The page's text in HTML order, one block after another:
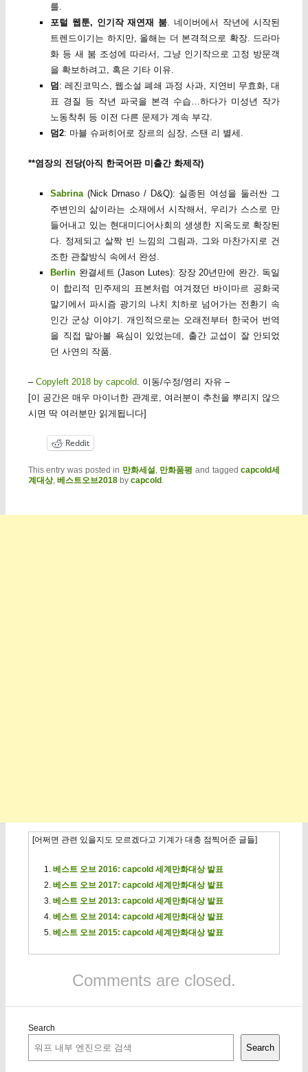
를.
포털 웹툰, 인기작 재연재 붐 . 네이버에서 작년에 시작된
트렌드이기는 하지만, 올해는 더 본격적으로 확장. 드라마
화 등 새 붐 조성에 따라서, 그냥 인기작으로 고정 방문객
을 확보하려고, 혹은 기타 이유.
덤: 레진코믹스, 웹소설 폐쇄 과정 사과, 지연비 무효화, 대
표 경질 등 작년 파국을 본격 수습…하다가 미성년 작가
노동착취 등 이전 다른 문제가 계속 부각.
덤2: 마블 슈퍼히어로 장르의 심장, 스탠 리 별세.
**염장의 전당(아직 한국어판 미출간 화제작)
Sabrina (Nick Drnaso / D&Q): 실종된 여성을 둘러싼 그
주변인의 삶이라는 소재에서 시작해서, 우리가 스스로 만
들어내고 있는 현대미디어사회의 생생한 지옥도로 확장된
다. 정제되고 살짝 빈 느낌의 그림과, 그와 마찬가지로 건
조한 관찰방식 속에서 완성.
Berlin 완결세트 (Jason Lutes): 장장 20년만에 완간. 독일
이 합리적 민주제의 표본처럼 여겨졌던 바이마르 공화국
말기에서 파시즘 광기의 나치 치하로 넘어가는 전환기 속
인간 군상 이야기. 개인적으로는 오래전부터 한국어 번역
을 직접 맡아볼 욕심이 있었는데, 출간 교섭이 잘 안되었
던 사연의 작품.
– Copyleft 2018 by capcold. 이동/수정/영리 자유 –
[이 공간은 매우 마이너한 관계로, 여러분이 추천을 뿌리지 않으
시면 딱 여러분만 읽게됩니다]
Reddit
This entry was posted in 만화세설, 만화품평 and taggedcapcold세
계대상, 베스트오브2018by capcold .
[어쩌면 관련 있을지도 모르겠다고 기계가 대충 점찍어준 글들]
베스트 오브 2016: capcold 세계만화대상 발표
베스트 오브 2017: capcold 세계만화대상 발표
베스트 오브 2013: capcold 세계만화대상 발표
베스트 오브 2014: capcold 세계만화대상 발표
베스트 오브 2015: capcold 세계만화대상 발표
Comments are closed.
Search
Search